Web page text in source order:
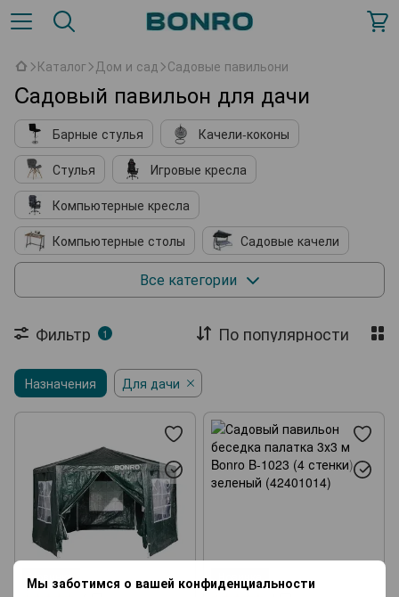
Мы заботимся о вашей конфиденциальности
Каталог Дом и сад Садовые павильони
Cадовый павильон для дачи
Барные стулья
Качели-коконы
Стулья
Игровые кресла
Компьютерные кресла
Компьютерные столы
Садовые качели
Кухонные принадлежности
Подставки для обуви
Комплектующие к мебели
Шезлонги
Складная мебель
Столы
Журнальные столы
Стеллажи
Сушилки для одежды
Теплицы и парники
Агроткань
Все категории
Фильтр 1 По популярности
Назначения Для дачи
Новинка